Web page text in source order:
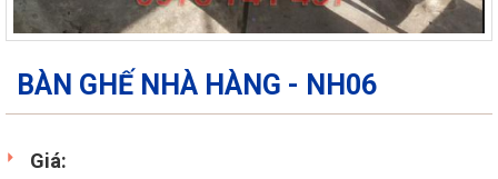
BÀN GHẾ NHÀ HÀNG - NH06
Giá: